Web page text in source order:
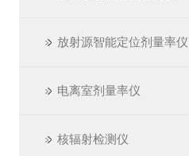
放射源智能定位剂量率仪
电离室剂量率仪
核辐射检测仪